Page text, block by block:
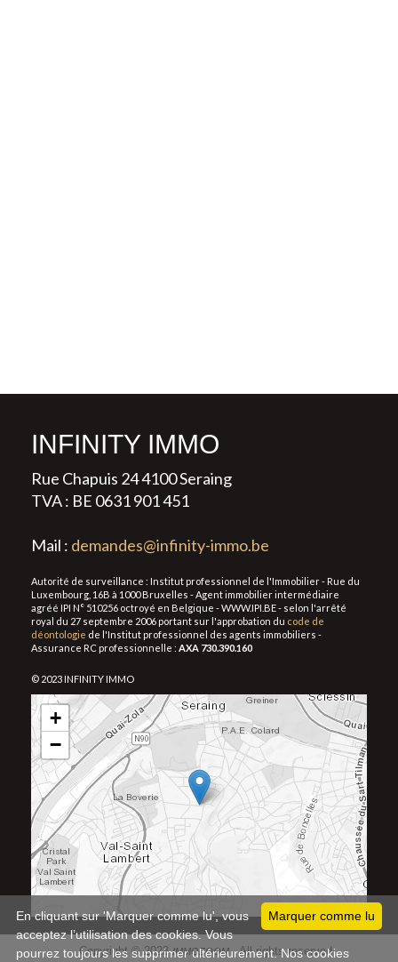
INFINITY IMMO
Rue Chapuis 24 4100 Seraing
TVA : BE 0631 901 451
Mail : demandes@infinity-immo.be
Autorité de surveillance : Institut professionnel de l'Immobilier - Rue du
Luxembourg, 16B à 1000 Bruxelles - Agent immobilier intermédiaire
agréé IPI N° 510256 octroyé en Belgique - WWW.IPI.BE - selon l'arrêté
royal du 27 septembre 2006 portant sur l'approbation du code de
déontologie de l'Institut professionnel des agents immobiliers -
Assurance RC professionnelle : AXA 730.390.160
© 2023 INFINITY IMMO
+
−
Copyright © 2023IMMOZOOMAll rights reserved
Marquer comme lu
En cliquant sur 'Marquer comme lu', vous
acceptez l’utilisation des cookies. Vous
pourrez toujours les supprimer ultérieurement. Nos cookies